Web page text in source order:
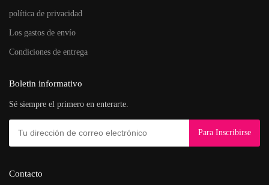
política de privacidad
Los gastos de envío
Condiciones de entrega
Boletin informativo
Sé siempre el primero en enterarte.
Contacto